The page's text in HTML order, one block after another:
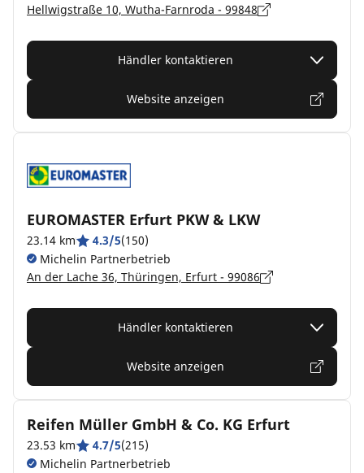
Hellwigstraße 10, Wutha-Farnroda - 99848
Händler kontaktieren
Website anzeigen
EUROMASTER Erfurt PKW & LKW
23.14 km 4.3/5(150)
Michelin Partnerbetrieb
An der Lache 36, Thüringen, Erfurt - 99086
Händler kontaktieren
Website anzeigen
Reifen Müller GmbH & Co. KG Erfurt
23.53 km 4.7/5(215)
Michelin Partnerbetrieb